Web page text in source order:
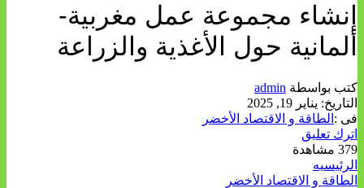
إنشاء مجموعة عمل مغربية-
ألمانية حول الأغذية والزراعة
كتب بواسطة admin
التاريخ: يناير 19, 2025
فى : الطاقة و الاقتصاد الأخضر
اترك تعليق
379 مشاهدة
الرئيسيه
الطاقة و الاقتصاد الأخضر